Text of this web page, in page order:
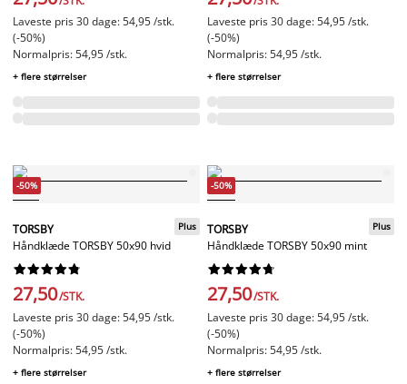
Laveste pris 30 dage: 54,95 /stk.
(-50%)
Normalpris: 54,95 /stk.
+ flere størrelser
Laveste pris 30 dage: 54,95 /stk.
(-50%)
Normalpris: 54,95 /stk.
+ flere størrelser
-50%
TORSBY
Håndklæde TORSBY 50x90 hvid
Plus






27,50/STK.
Laveste pris 30 dage: 54,95 /stk.
(-50%)
Normalpris: 54,95 /stk.
+ flere størrelser
-50%
TORSBY
Håndklæde TORSBY 50x90 mint
Plus






27,50/STK.
Laveste pris 30 dage: 54,95 /stk.
(-50%)
Normalpris: 54,95 /stk.
+ flere størrelser